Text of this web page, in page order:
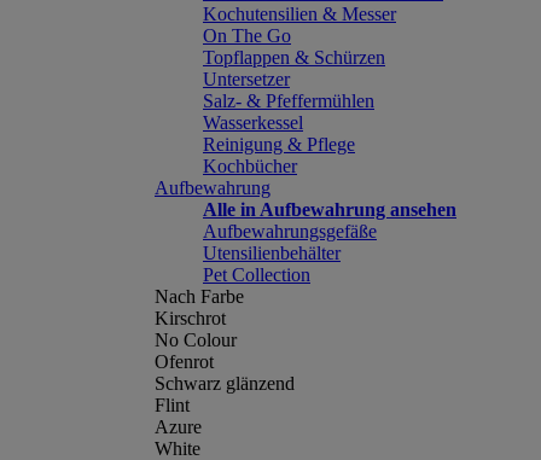
Kochutensilien & Messer
On The Go
Topflappen & Schürzen
Untersetzer
Salz- & Pfeffermühlen
Wasserkessel
Reinigung & Pflege
Kochbücher
Aufbewahrung
Alle in Aufbewahrung ansehen
Aufbewahrungsgefäße
Utensilienbehälter
Pet Collection
Nach Farbe
Kirschrot
No Colour
Ofenrot
Schwarz glänzend
Flint
Azure
White